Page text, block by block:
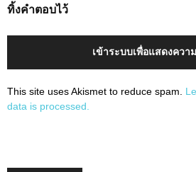
ทิ้งคำตอบไว้
เข้าระบบเพื่อแสดงควา
This site uses Akismet to reduce spam.
data is processed.